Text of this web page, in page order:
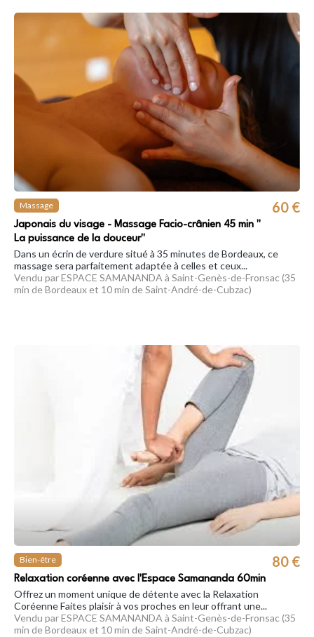
Massage
Japonais du visage - Massage Facio-crânien 45 min "
La puissance de la douceur"
60 €
Dans un écrin de verdure situé à 35 minutes de Bordeaux, ce
massage sera parfaitement adaptée à celles et ceux...
Vendu par ESPACE SAMANANDA à Saint-Genès-de-Fronsac (35
min de Bordeaux et 10 min de Saint-André-de-Cubzac)
Bien-être
Relaxation coréenne avec l'Espace Samananda 60min
80 €
Offrez un moment unique de détente avec la Relaxation
Coréenne Faites plaisir à vos proches en leur offrant une...
Vendu par ESPACE SAMANANDA à Saint-Genès-de-Fronsac (35
min de Bordeaux et 10 min de Saint-André-de-Cubzac)